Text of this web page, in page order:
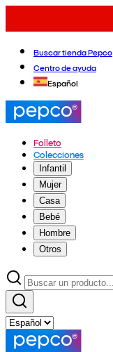
Buscar tienda Pepco
Centro de ayuda
Español
Folleto
Colecciones
Infantil
Mujer
Casa
Bebé
Hombre
Otros